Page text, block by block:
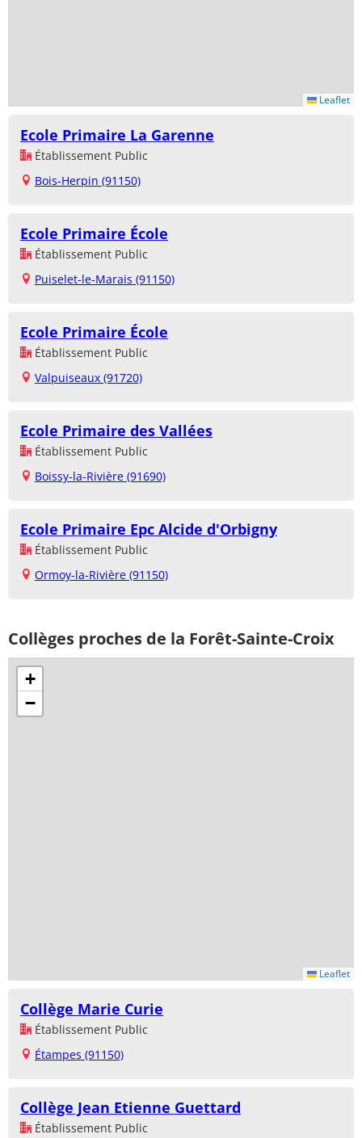
Leaflet
Ecole Primaire La Garenne
Établissement Public
Bois-Herpin (91150)
Ecole Primaire École
Établissement Public
Puiselet-le-Marais (91150)
Ecole Primaire École
Établissement Public
Valpuiseaux (91720)
Ecole Primaire des Vallées
Établissement Public
Boissy-la-Rivière (91690)
Ecole Primaire Epc Alcide d'Orbigny
Établissement Public
Ormoy-la-Rivière (91150)
Collèges proches de la Forêt-Sainte-Croix
+
−
Leaflet
Collège Marie Curie
Établissement Public
Étampes (91150)
Collège Jean Etienne Guettard
Établissement Public